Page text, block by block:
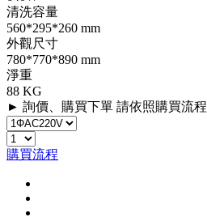
清洗容量
560*295*260 mm
外觀尺寸
780*770*890 mm
淨重
88 KG
► 詢價、購買下單 請依照購買流程
購買流程